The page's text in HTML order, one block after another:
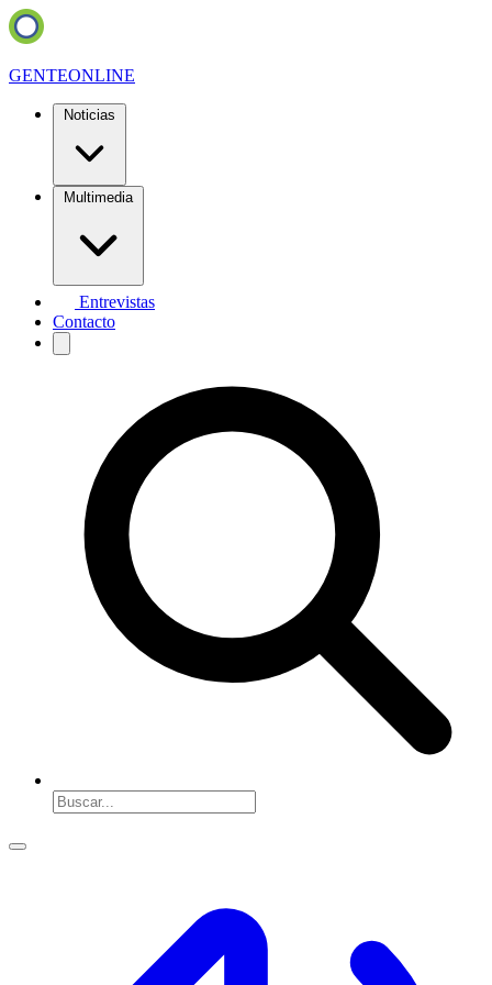
GENTEONLINE
Noticias
Multimedia
Entrevistas
Contacto